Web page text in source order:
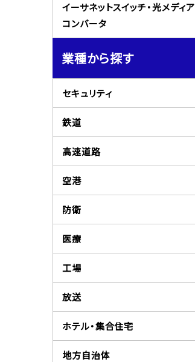
イーサネットスイッチ・光メディア
コンバータ
業種から探す
セキュリティ
鉄道
高速道路
空港
防衛
医療
工場
放送
ホテル・集合住宅
地方自治体